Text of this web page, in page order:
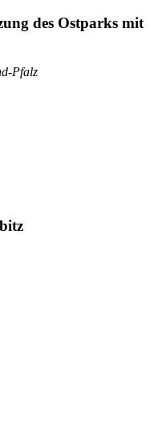
des Ostparks mit
Pfalz